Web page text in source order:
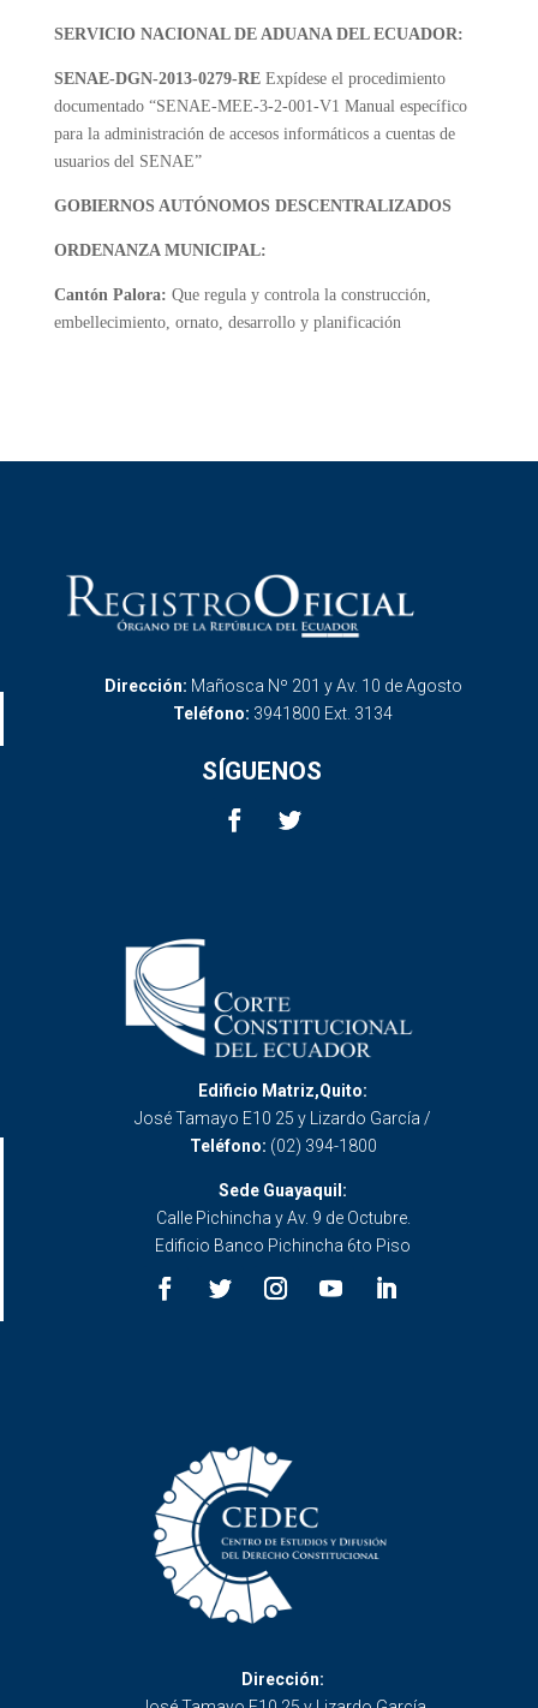
SERVICIO NACIONAL DE ADUANA DEL ECUADOR:
SENAE-DGN-2013-0279-REExpídese el procedimiento
documentado “SENAE-MEE-3-2-001-V1 Manual específico
para la administración de accesos informáticos a cuentas de
usuarios del SENAE”
GOBIERNOS AUTÓNOMOS DESCENTRALIZADOS
ORDENANZA MUNICIPAL:
Cantón Palora: Que regula y controla la construcción,
embellecimiento, ornato, desarrollo y planificación
Dirección: Mañosca Nº 201 y Av. 10 de Agosto
Teléfono: 3941800 Ext. 3134
SÍGUENOS
Edificio Matriz,Quito:
José Tamayo E10 25 y Lizardo García /
Teléfono: (02) 394-1800
Sede Guayaquil:
Calle Pichincha y Av. 9 de Octubre.
Edificio Banco Pichincha 6to Piso
Dirección: